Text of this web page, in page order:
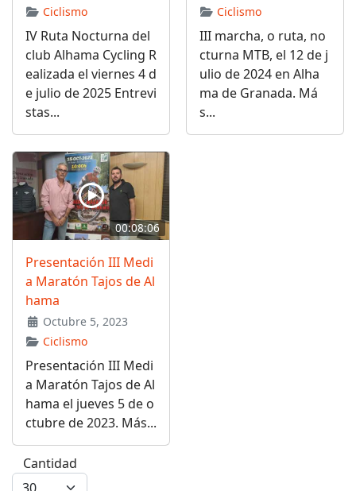
Ciclismo
IV Ruta Nocturna del
club Alhama Cycling R
ealizada el viernes 4 d
e julio de 2025 Entrevi
stas...
Ciclismo
III marcha, o ruta, no
cturna MTB, el 12 de j
ulio de 2024 en Alha
ma de Granada. Má
s...
00:08:06
Presentación III Medi
a Maratón Tajos de Al
hama
Octubre 5, 2023
Ciclismo
Presentación III Medi
a Maratón Tajos de Al
hama el jueves 5 de o
ctubre de 2023. Más...
Cantidad